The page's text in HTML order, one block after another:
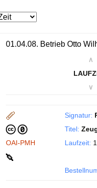
01.04.08. Betrieb Otto
∧
∨
OAI-PMH
Signatur:
Titel:
Laufzeit: